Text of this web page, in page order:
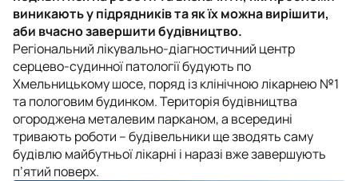
виникають у підрядників та як їх можна вирішити,
аби вчасно завершити будівництво.
Регіональний лікувально-діагностичний центр
серцево-судинної патології будують по
Хмельницькому шосе, поряд із клінічною лікарнею №1
та пологовим будинком. Територія будівництва
огороджена металевим парканом, а всередині
тривають роботи – будівельники ще зводять саму
будівлю майбутньої лікарні і наразі вже завершують
п’ятий поверх.